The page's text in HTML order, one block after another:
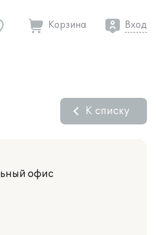
Корзина Вход
К списку
офис